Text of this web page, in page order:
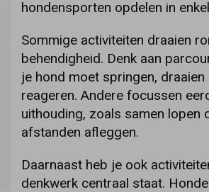
hondensporten opdelen in
Sommige activiteiten draaien
behendigheid. Denk aan
je hond moet springen, draaien
reageren. Andere focussen
uithouding, zoals samen lopen
afstanden afleggen.
Daarnaast heb je ook
denkwerk centraal staat.